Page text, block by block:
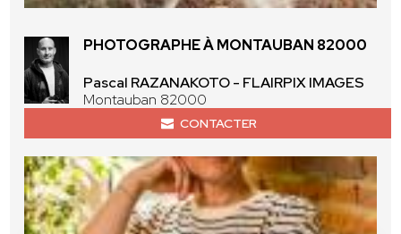
PHOTOGRAPHE À MONTAUBAN 82000
Pascal RAZANAKOTO - FLAIRPIX IMAGES
Montauban 82000
CONTACTER